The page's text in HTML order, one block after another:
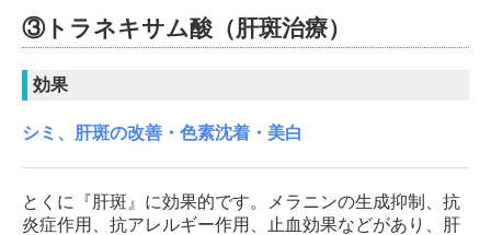
③トラネキサム酸（肝斑治療）
効果
シミ、肝斑の改善・色素沈着・美白
とくに『肝斑』に効果的です。メラニンの生成抑制、抗
炎症作用、抗アレルギー作用、止血効果などがあり、肝